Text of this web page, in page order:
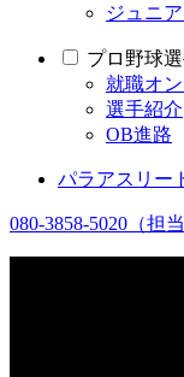
ジュニ
プロ野球
就職オ
選手紹介
OB進路
パラアスリー
080-3858-5020 （担